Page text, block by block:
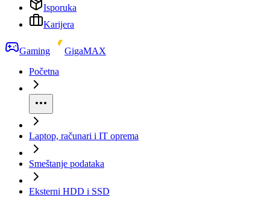
Isporuka
Karijera
Gaming
GigaMAX
Početna
Laptop, računari i IT oprema
Smeštanje podataka
Eksterni HDD i SSD